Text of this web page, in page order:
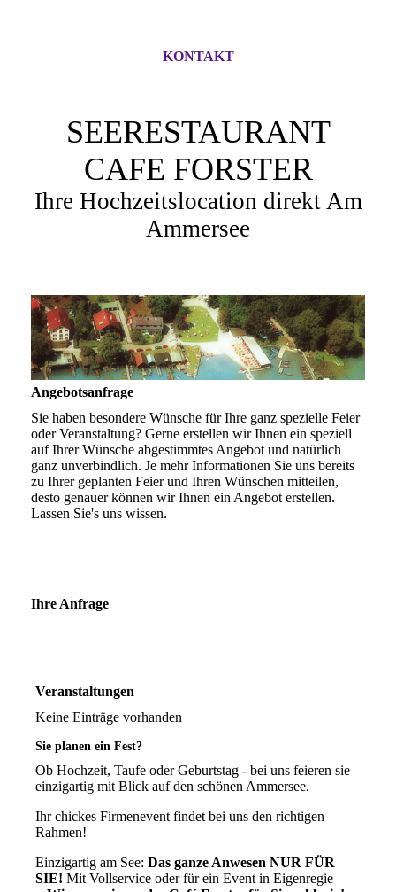
KONTAKT
SEERESTAURANT
CAFE FORSTER
Ihre Hochzeitslocation direkt Am
Ammersee
Angebotsanfrage
Sie haben besondere Wünsche für Ihre ganz spezielle Feier
oder Veranstaltung? Gerne erstellen wir Ihnen ein speziell
auf Ihrer Wünsche abgestimmtes Angebot und natürlich
ganz unverbindlich. Je mehr Informationen Sie uns bereits
zu Ihrer geplanten Feier und Ihren Wünschen mitteilen,
desto genauer können wir Ihnen ein Angebot erstellen.
Lassen Sie's uns wissen.
Ihre Anfrage
Veranstaltungen
Keine Einträge vorhanden
Sie planen ein Fest?
Ob Hochzeit, Taufe oder Geburtstag - bei uns feieren sie
einzigartig mit Blick auf den schönen Ammersee.
Ihr chickes Firmenevent findet bei uns den richtigen
Rahmen!
Einzigartig am See: Das ganze Anwesen NUR FÜR
SIE! Mit Vollservice oder für ein Event in Eigenregie